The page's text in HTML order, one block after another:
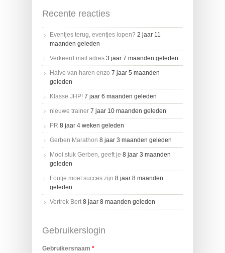
Recente reacties
Eventjes terug, eventjes lopen? 2 jaar 11
maanden geleden
Verkeerd mail adres 3 jaar 7 maanden geleden
Halve van haren enzo 7 jaar 5 maanden
geleden
Klasse JHP! 7 jaar 6 maanden geleden
nieuwe trainer 7 jaar 10 maanden geleden
PR 8 jaar 4 weken geleden
Gerben Marathon 8 jaar 3 maanden geleden
Mooi stuk Gerben, geeft je 8 jaar 3 maanden
geleden
Foutje moet succes zijn 8 jaar 8 maanden
geleden
Vertrek Bert 8 jaar 8 maanden geleden
Gebruikerslogin
Gebruikersnaam *